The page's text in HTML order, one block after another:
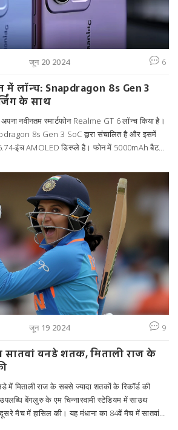
जून 20 2024 6
में लॉन्च: Snapdragon 8s Gen 3
के साथ
नवीनतम स्मार्टफोन Realme GT 6 लॉन्च किया है।
8s Gen 3 SoC द्वारा संचालित है और इसमें
इंच AMOLED डिस्प्ले है। फोन में 5000mAh बैटरी
होती हैं।
जून 19 2024 9
सातवां वनडे शतक, मिताली राज के
में मिताली राज के सबसे ज्यादा शतकों के रिकॉर्ड की
बेंगलुरु के एम चिन्नास्वामी स्टेडियम में साउथ
मैच में हासिल की। यह मंधाना का 84वें मैच में सातवां